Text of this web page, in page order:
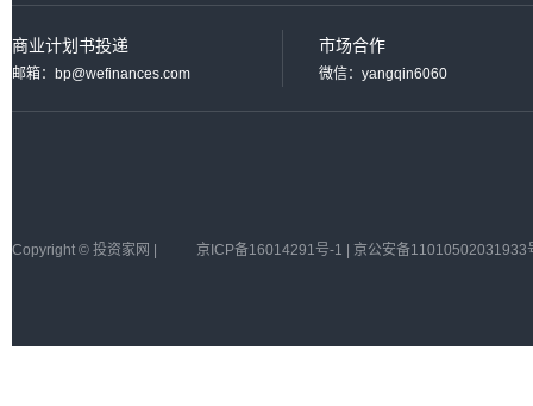
商业计划书投递
邮箱：bp@wefinances.com
市场合作
微信：yangqin6060
Copyright © 投资家网 | 京ICP备16014291号-1 | 京公安备11010502031933